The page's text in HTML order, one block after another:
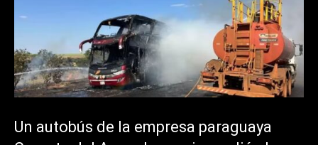
Un autobús de la empresa paraguaya